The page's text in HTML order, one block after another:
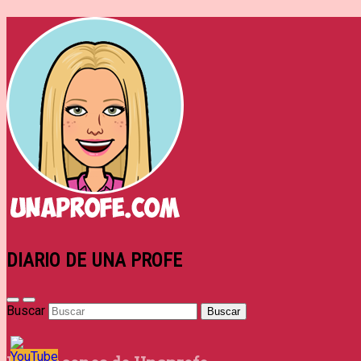
DIARIO DE UNA PROFE
Buscar